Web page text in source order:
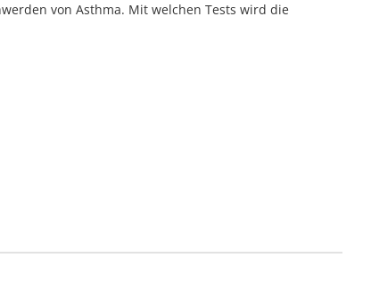
von Asthma. Mit welchen Tests wird die